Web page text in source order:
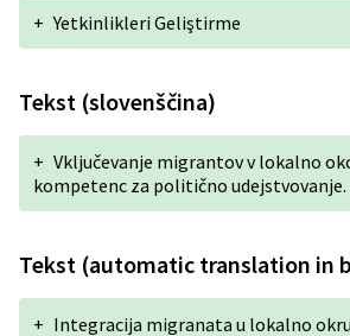
+ Yetkinlikleri Geliştirme
Tekst (slovenščina)
+ Vključevanje migrantov v lokalno
kompetenc za politično udejstvovanje.
Tekst (automatic translation in
+ Integracija migranata u lokalno